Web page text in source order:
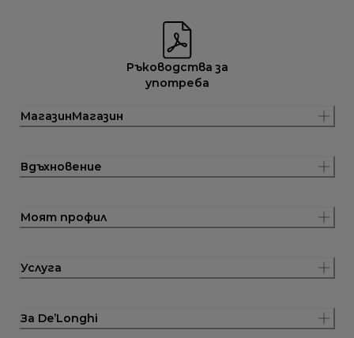
Ръководства за
употреба
МагазинМагазин
Вдъхновение
Моят профил
Услуга
За De’Longhi